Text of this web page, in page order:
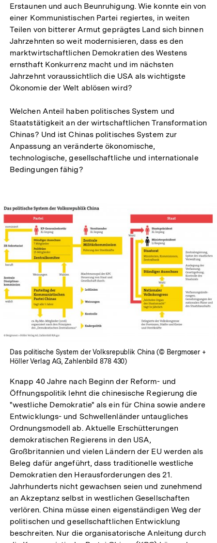
Erstaunen und auch Beunruhigung. Wie konnte ein von
einer Kommunistischen Partei regiertes, in weiten
Teilen von bitterer Armut geprägtes Land sich binnen
Jahrzehnten so weit modernisieren, dass es den
marktwirtschaftlichen Demokratien des Westens
ernsthaft Konkurrenz macht und im nächsten
Jahrzehnt voraussichtlich die USA als wichtigste
Ökonomie der Welt ablösen wird?
Welchen Anteil haben politisches System und
Staatstätigkeit an der wirtschaftlichen Transformation
Chinas? Und ist Chinas politisches System zur
Anpassung an veränderte ökonomische,
technologische, gesellschaftliche und internationale
Bedingungen fähig?
In
Das politische System der Volksrepublik China (© Bergmoser +
Höller Verlag AG, Zahlenbild 878 430)
Knapp 40 Jahre nach Beginn der Reform- und
Öffnungspolitik lehnt die chinesische Regierung die
"westliche Demokratie" als ein für China sowie andere
Entwicklungs- und Schwellenländer untaugliches
Ordnungsmodell ab. Aktuelle Erschütterungen
demokratischen Regierens in den USA,
Großbritannien und vielen Ländern der EU werden als
Beleg dafür angeführt, dass traditionelle westliche
Demokratien den Herausforderungen des 21.
Jahrhunderts nicht gewachsen seien und zunehmend
an Akzeptanz selbst in westlichen Gesellschaften
verlören. China müsse einen eigenständigen Weg der
politischen und gesellschaftlichen Entwicklung
beschreiten. Nur die organisatorische Anleitung durch